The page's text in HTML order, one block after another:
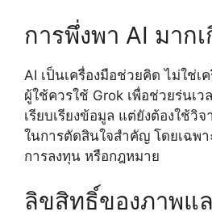
การพึ่งพา AI มาก
AI เป็นเครื่องมือช่วยคิด ไม่ใช่
ผู้ใช้ควรใช้ Grok เพื่อช่วยร่นเ
เรียบเรียงข้อมูล แต่ยังต้องใช้วิ
ในการตัดสินใจสำคัญ โดยเฉพา
การลงทุน หรือกฎหมาย
ลิขสิทธิ์ของภาพแ